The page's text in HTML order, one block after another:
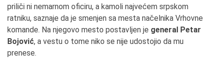
priliči ni nemarnom oficiru, a kamoli najvećem srpskom
ratniku, saznaje da je smenjen sa mesta načelnika Vrhovne
komande. Na njegovo mesto postavljen je general Petar
Bojović, a vestu o tome niko se nije udostojio da mu
prenese.